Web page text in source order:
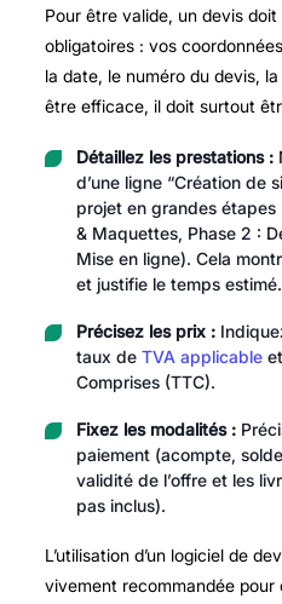
Pour être valide, un devis
obligatoires : vos
la date, le numéro du devis,
être efficace, il doit surtout
Détaillez les prestations :
d’une ligne “Création de
projet en grandes étapes
& Maquettes, Phase 2 :
Mise en ligne). Cela
et justifie le temps estimé.
Précisez les prix :
taux de TVA applicableet
Comprises (TTC).
Fixez les modalités :
paiement (acompte,
validité de l’offre et les
pas inclus).
L’utilisation d’un logiciel de
vivement recommandée